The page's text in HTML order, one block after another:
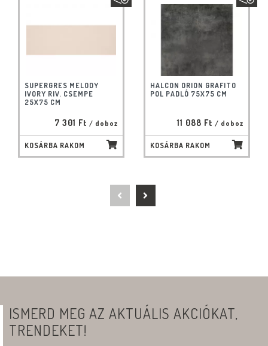
SUPERGRES MELODY
IVORY RIV. CSEMPE
25X75 CM
7 301 Ft / doboz
KOSÁRBA RAKOM
HALCON ORION GRAFITO
POL PADLÓ 75X75 CM
11 088 Ft / doboz
KOSÁRBA RAKOM
ISMERD MEG AZ AKTUÁLIS AKCIÓKAT,
TRENDEKET!